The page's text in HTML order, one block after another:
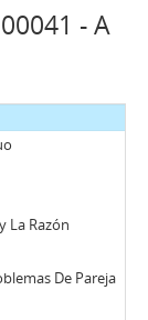
- A
La Razón
De Pareja